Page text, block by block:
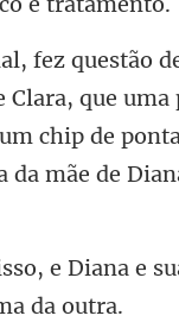
lara, que
chip de
na e